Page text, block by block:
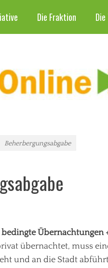
Die Fraktion
Beherbergungsabgabe
Übernachtungen
übernachtet, muss
und an die Stadt